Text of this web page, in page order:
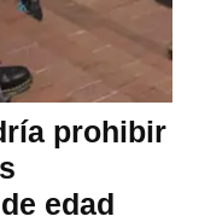
prohibir
edad